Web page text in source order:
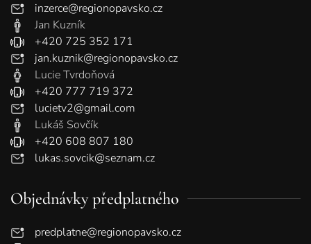
inzerce@regionopavsko.cz
Jan Kuzník
+420 725 352 171
jan.kuznik@regionopavsko.cz
Lucie Tvrdoňová
+420 777 719 372
lucietv2@gmail.com
Lukáš Sovčík
+420 608 807 180
lukas.sovcik@seznam.cz
Objednávky předplatného
predplatne@regionopavsko.cz